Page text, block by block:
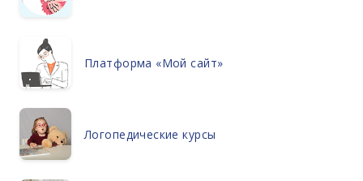
Платформа «Мой сайт»
Логопедические курсы